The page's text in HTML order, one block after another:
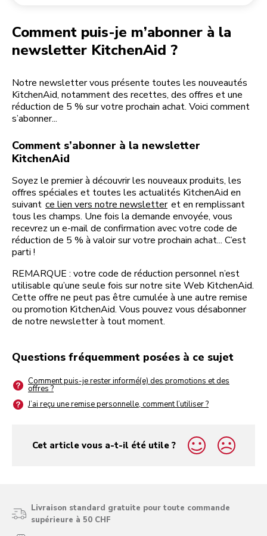
Comment puis-je m’abonner à la
newsletter KitchenAid ?
Notre newsletter vous présente toutes les nouveautés
KitchenAid, notamment des recettes, des offres et une
réduction de 5 % sur votre prochain achat. Voici comment
s’abonner...
Comment s’abonner à la newsletter
KitchenAid
Soyez le premier à découvrir les nouveaux produits, les
offres spéciales et toutes les actualités KitchenAid en
suivant ce lien vers notre newsletter et en remplissant
tous les champs. Une fois la demande envoyée, vous
recevrez un e-mail de confirmation avec votre code de
réduction de 5 % à valoir sur votre prochain achat... C’est
parti !
REMARQUE : votre code de réduction personnel n’est
utilisable qu’une seule fois sur notre site Web KitchenAid.
Cette offre ne peut pas être cumulée à une autre remise
ou promotion KitchenAid. Vous pouvez vous désabonner
de notre newsletter à tout moment.
Questions fréquemment posées à ce sujet
Comment puis-je rester informé(e) des promotions et des
offres ?
J’ai reçu une remise personnelle, comment l’utiliser ?
Cet article vous a-t-il été utile ?
yes
no
Livraison standard gratuite pour toute commande
supérieure à 50 CHF